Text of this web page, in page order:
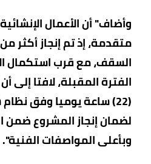
وأضاف" أن الأعمال
السقف، مع قرب استكمال
الفترة المقبلة، لافتا إلى
(22) ساعة يوميا وفق
لضمان إنجاز المشروع ضمن
وبأعلى المواصفات الفنية".